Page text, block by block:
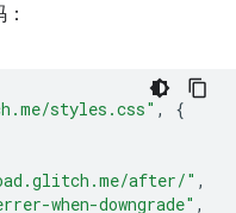
styles.css" ,
{
after/" ,
when-downgrade" ,